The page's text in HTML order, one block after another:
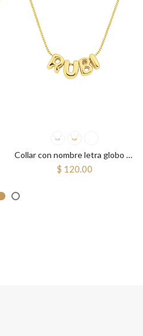
Collar con nombre letra globo mini
$ 120.00